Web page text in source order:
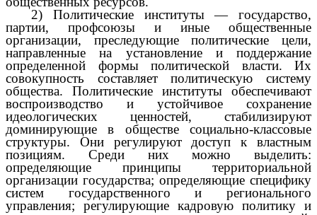
2) Политические институты — государство,
партии, профсоюзы и иные общественные
организации, преследующие политические цели,
направленные на установление и поддержание
определенной формы политической власти. Их
совокупность составляет политическую систему
общества. Политические институты обеспечивают
воспроизводство и устойчивое сохранение
идеологических ценностей, стабилизируют
доминирующие в обществе социально-классовые
структуры. Они регулируют доступ к властным
позициям. Среди них можно выделить:
определяющие принципы территориальной
организации государства; определяющие специфику
систем государственного и регионального
управления; регулирующие кадровую политику и